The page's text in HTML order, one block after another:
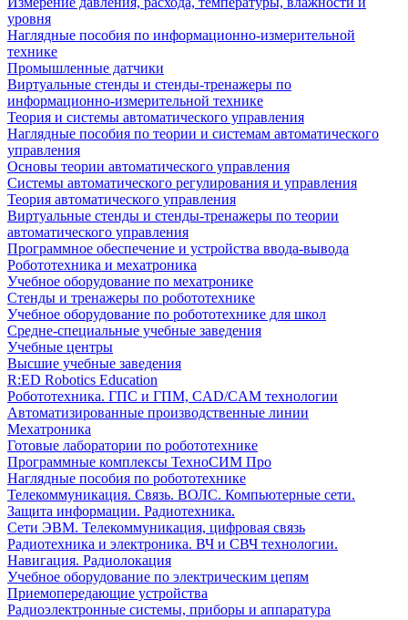
уровня
Наглядные пособия по информационно-измерительной
технике
Промышленные датчики
Виртуальные стенды и стенды-тренажеры по
информационно-измерительной технике
Теория и системы автоматического управления
Наглядные пособия по теории и системам автоматического
управления
Основы теории автоматического управления
Системы автоматического регулирования и управления
Теория автоматического управления
Виртуальные стенды и стенды-тренажеры по теории
автоматического управления
Программное обеспечение и устройства ввода-вывода
Робототехника и мехатроника
Учебное оборудование по мехатронике
Стенды и тренажеры по робототехнике
Учебное оборудование по робототехнике для школ
Средне-специальные учебные заведения
Учебные центры
Высшие учебные заведения
R:ED Robotics Education
Робототехника. ГПС и ГПМ, CAD/CAM технологии
Автоматизированные производственные линии
Мехатроника
Готовые лаборатории по робототехнике
Программные комплексы ТехноСИМ Про
Наглядные пособия по робототехнике
Телекоммуникация. Связь. ВОЛС. Компьютерные сети.
Защита информации. Радиотехника.
Сети ЭВМ. Телекоммуникация, цифровая связь
Радиотехника и электроника. ВЧ и СВЧ технологии.
Навигация. Радиолокация
Учебное оборудование по электрическим цепям
Приемопередающие устройства
Радиоэлектронные системы, приборы и аппаратура